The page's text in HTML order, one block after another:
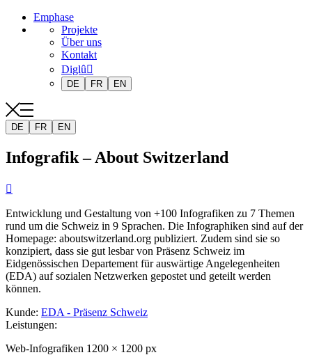
Emphase
Projekte
Über uns
Kontakt
Diglû
DE FR EN
DE FR EN
Infografik – About Switzerland

Entwicklung und Gestaltung von +100 Infografiken zu 7 Themen
rund um die Schweiz in 9 Sprachen. Die Infographiken sind auf der
Homepage: aboutswitzerland.org publiziert. Zudem sind sie so
konzipiert, dass sie gut lesbar von Präsenz Schweiz im
Eidgenössischen Departement für auswärtige Angelegenheiten
(EDA) auf sozialen Netzwerken gepostet und geteilt werden
können.
Kunde: EDA - Präsenz Schweiz
Leistungen:
Web-Infografiken 1200 × 1200 px